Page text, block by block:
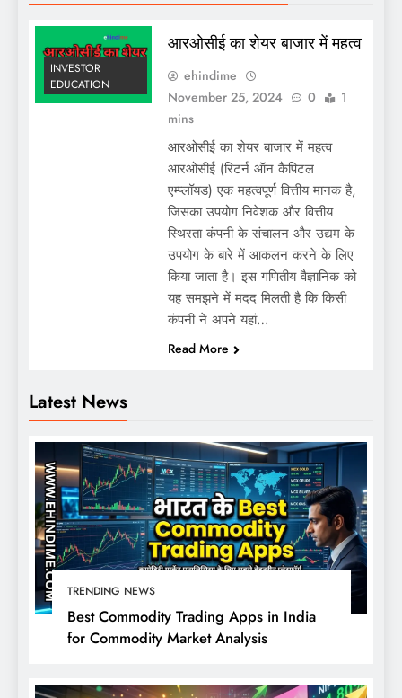
Latest News
TRENDING NEWS
Best Commodity Trading Apps in India
for Commodity Market Analysis
INVESTOR
EDUCATION
आरओसीई का शेयर बाजार में महत्व
ehindime
November 25, 2024
0
1
mins
आरओसीई का शेयर बाजार में महत्व
आरओसीई (रिटर्न ऑन कैपिटल
एम्प्लॉयड) एक महत्वपूर्ण वित्तीय मानक है,
जिसका उपयोग निवेशक और वित्तीय
स्थिरता कंपनी के संचालन और उद्यम के
उपयोग के बारे में आकलन करने के लिए
किया जाता है। इस गणितीय वैज्ञानिक को
यह समझने में मदद मिलती है कि किसी
कंपनी ने अपने यहां…
Read More